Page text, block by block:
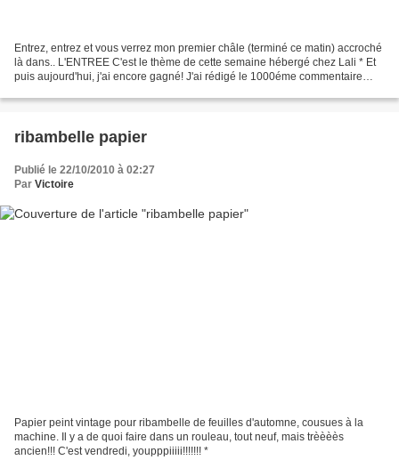
Entrez, entrez et vous verrez mon premier châle (terminé ce matin) accroché
là dans.. L'ENTREE C'est le thème de cette semaine hébergé chez Lali * Et
puis aujourd'hui, j'ai encore gagné! J'ai rédigé le 1000éme commentaire
ribambelle papier
Publié le 22/10/2010 à 02:27
Par Victoire
Papier peint vintage pour ribambelle de feuilles d'automne, cousues à la
machine. Il y a de quoi faire dans un rouleau, tout neuf, mais trèèèès
ancien!!! C'est vendredi, youpppiiiii!!!!!!! *